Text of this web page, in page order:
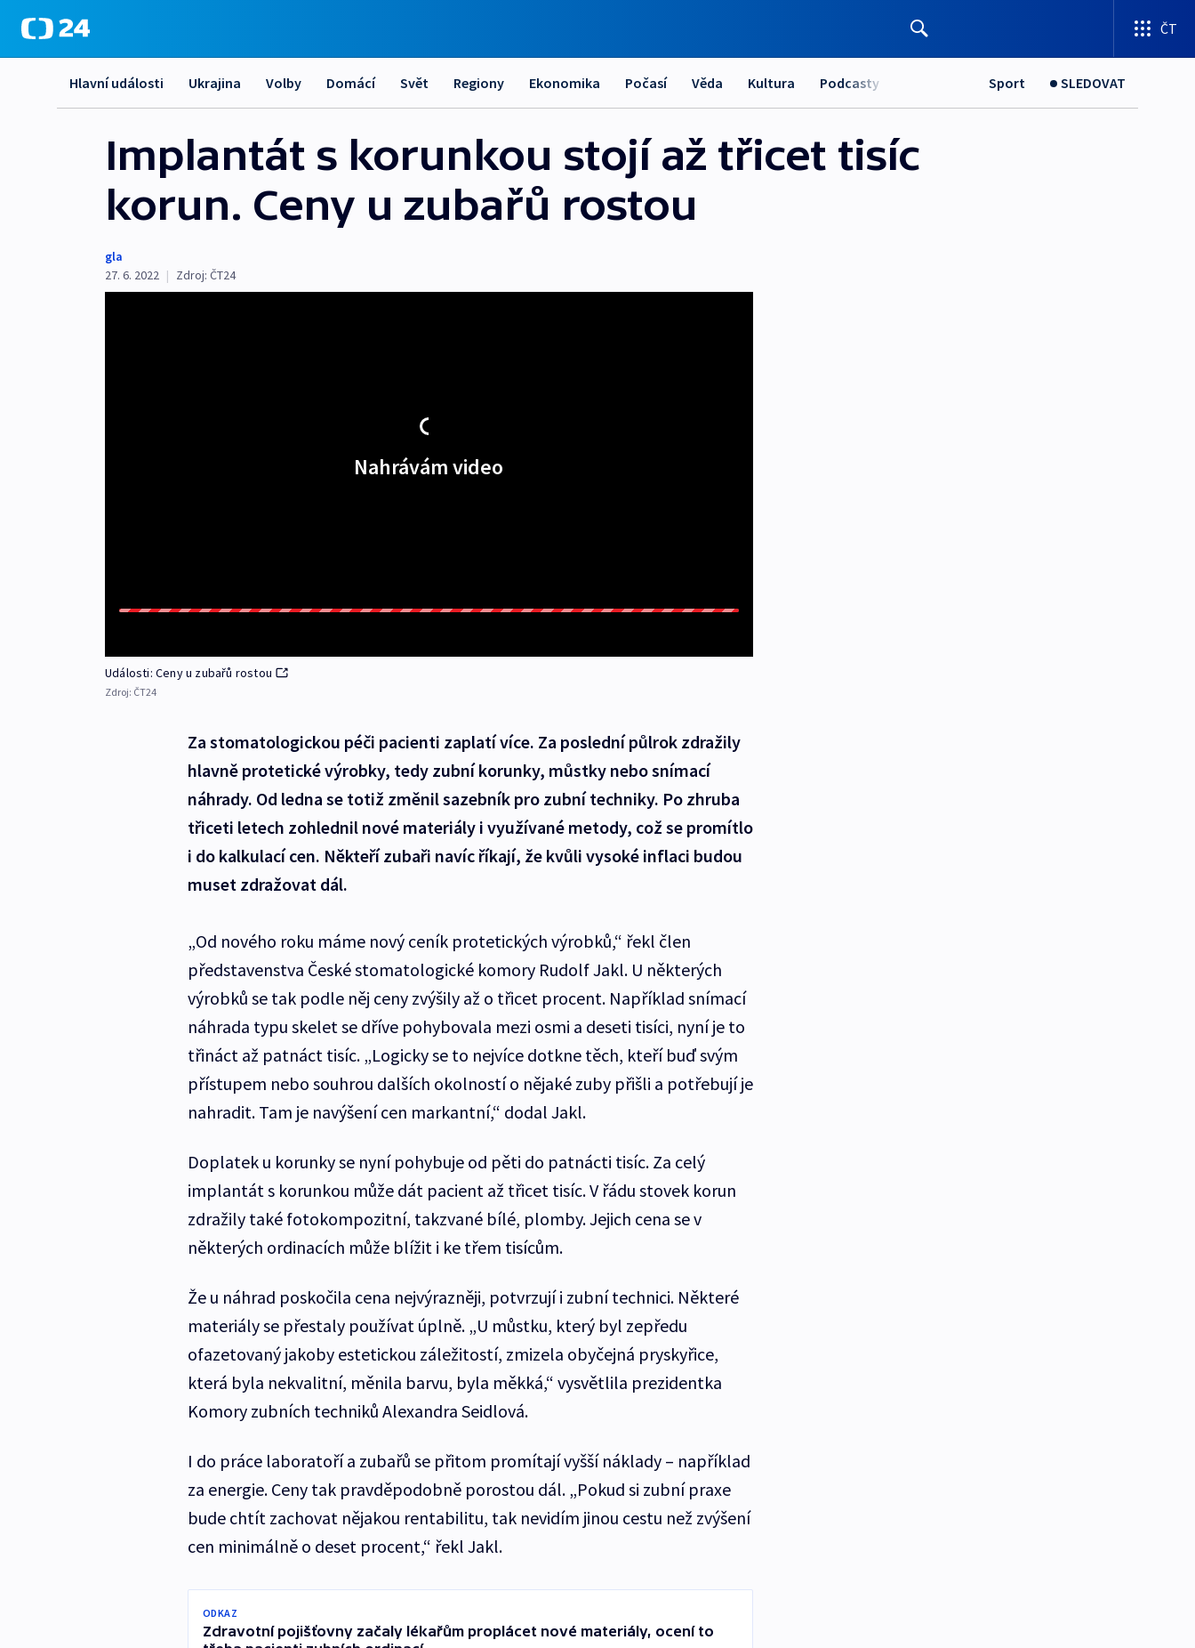
ČT
Hlavní události Ukrajina Volby Domácí Svět Regiony Ekonomika Počasí Věda Kultura Podcasty Sport SLEDOVAT
Implantát s korunkou stojí až třicet tisíc
korun. Ceny u zubařů rostou
gla
27. 6. 2022 | Zdroj: ČT24
Nahrávám video
Události: Ceny u zubařů rostou
Zdroj: ČT24
Za stomatologickou péči pacienti zaplatí více. Za poslední půlrok zdražily
hlavně protetické výrobky, tedy zubní korunky, můstky nebo snímací
náhrady. Od ledna se totiž změnil sazebník pro zubní techniky. Po zhruba
třiceti letech zohlednil nové materiály i využívané metody, což se promítlo
i do kalkulací cen. Někteří zubaři navíc říkají, že kvůli vysoké inflaci budou
muset zdražovat dál.
„Od nového roku máme nový ceník protetických výrobků,“ řekl člen
představenstva České stomatologické komory Rudolf Jakl. U některých
výrobků se tak podle něj ceny zvýšily až o třicet procent. Například snímací
náhrada typu skelet se dříve pohybovala mezi osmi a deseti tisíci, nyní je to
třináct až patnáct tisíc. „Logicky se to nejvíce dotkne těch, kteří buď svým
přístupem nebo souhrou dalších okolností o nějaké zuby přišli a potřebují je
nahradit. Tam je navýšení cen markantní,“ dodal Jakl.
Doplatek u korunky se nyní pohybuje od pěti do patnácti tisíc. Za celý
implantát s korunkou může dát pacient až třicet tisíc. V řádu stovek korun
zdražily také fotokompozitní, takzvané bílé, plomby. Jejich cena se v
některých ordinacích může blížit i ke třem tisícům.
Že u náhrad poskočila cena nejvýrazněji, potvrzují i zubní technici. Některé
materiály se přestaly používat úplně. „U můstku, který byl zepředu
ofazetovaný jakoby estetickou záležitostí, zmizela obyčejná pryskyřice,
která byla nekvalitní, měnila barvu, byla měkká,“ vysvětlila prezidentka
Komory zubních techniků Alexandra Seidlová.
I do práce laboratoří a zubařů se přitom promítají vyšší náklady – například
za energie. Ceny tak pravděpodobně porostou dál. „Pokud si zubní praxe
bude chtít zachovat nějakou rentabilitu, tak nevidím jinou cestu než zvýšení
cen minimálně o deset procent,“ řekl Jakl.
ODKAZ
Zdravotní pojišťovny začaly lékařům proplácet nové materiály, ocení to